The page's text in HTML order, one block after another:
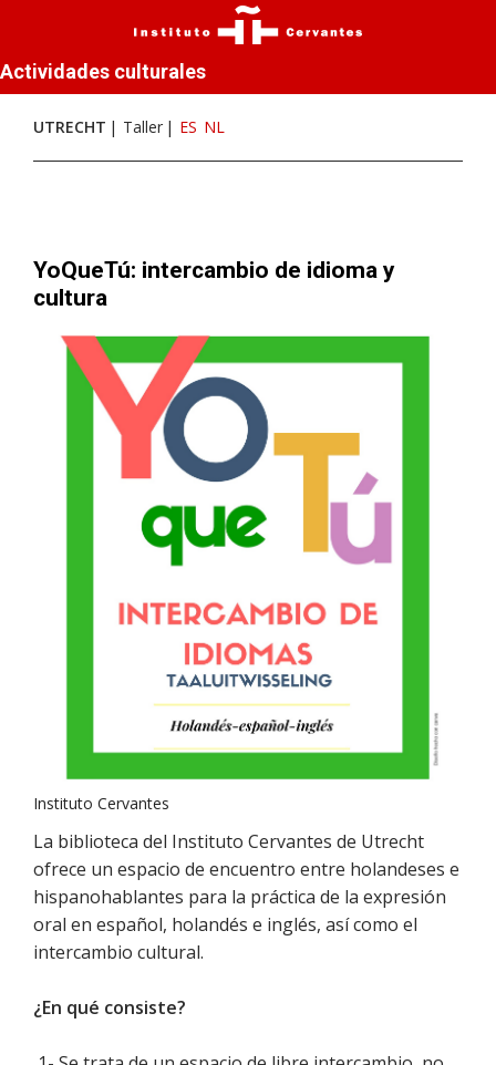
Actividades culturales
UTRECHT Taller ES NL
YoQueTú: intercambio de idioma y
cultura
Instituto Cervantes
La biblioteca del Instituto Cervantes de Utrecht
ofrece un espacio de encuentro entre holandeses e
hispanohablantes para la práctica de la expresión
oral en español, holandés e inglés, así como el
intercambio cultural.
¿En qué consiste?